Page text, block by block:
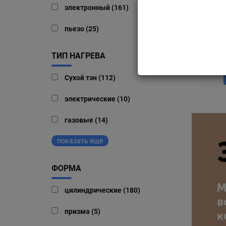
электронный (161)
пьезо (25)
ТИП НАГРЕВА
Сухой тэн (112)
электрические (10)
газовые (14)
показать еще
ФОРМА
цилиндрические (180)
призма (5)